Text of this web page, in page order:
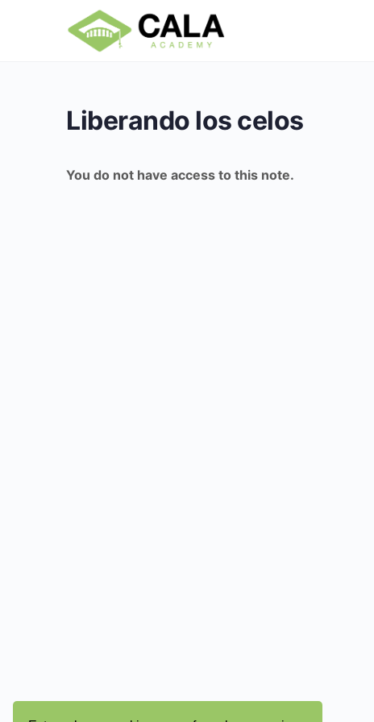
Liberando los celos
You do not have access to this note.